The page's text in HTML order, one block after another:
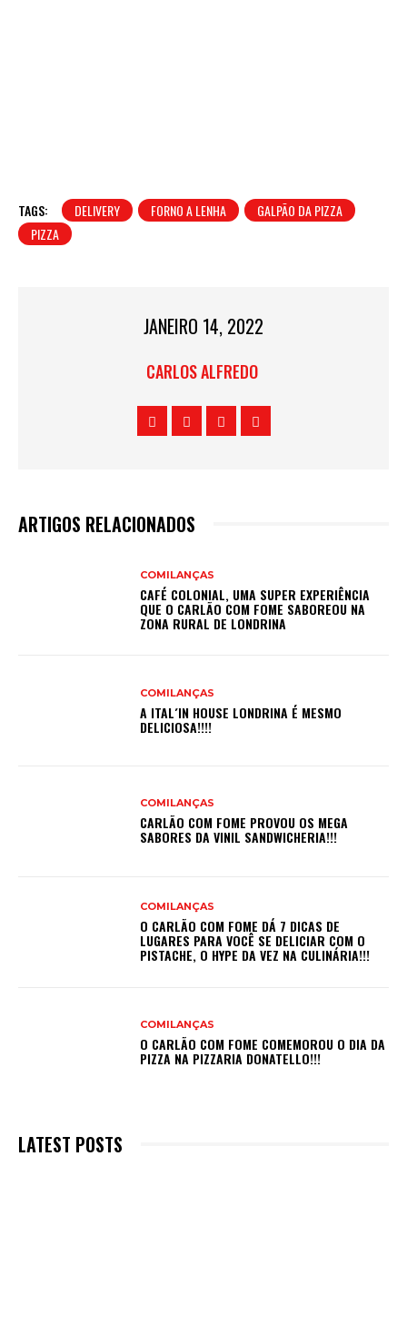
TAGS: DELIVERY FORNO A LENHA
GALPÃO DA PIZZA
PIZZA
JANEIRO 14, 2022
CARLOS ALFREDO
ARTIGOS RELACIONADOS
COMILANÇAS
CAFÉ COLONIAL, UMA SUPER EXPERIÊNCIA
QUE O CARLÃO COM FOME SABOREOU NA
ZONA RURAL DE LONDRINA
COMILANÇAS
A ITAL´IN HOUSE LONDRINA É MESMO
DELICIOSA!!!!
COMILANÇAS
CARLÃO COM FOME PROVOU OS MEGA
SABORES DA VINIL SANDWICHERIA!!!
COMILANÇAS
O CARLÃO COM FOME DÁ 7 DICAS DE
LUGARES PARA VOCÊ SE DELICIAR COM O
PISTACHE, O HYPE DA VEZ NA CULINÁRIA!!!
COMILANÇAS
O CARLÃO COM FOME COMEMOROU O DIA DA
PIZZA NA PIZZARIA DONATELLO!!!
LATEST POSTS